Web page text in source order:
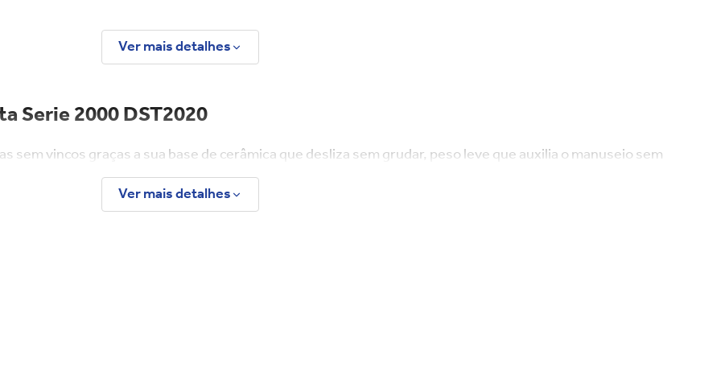
Ver mais detalhes
Serie 2000 DST2020
sem vincos graças a sua base de cerâmica que desliza sem grudar, peso leve que auxilia o manuseio sem
anti - gotejamento, Função Calc Clean para manter seu ferro ainda melhor e mata 99,9% das
e protege os tecidos.
de calcário e prolonga a vida útil do aparelho.
para diferentes tipos de tecido — do mais delicado ao mais encorpado.
Ver mais detalhes